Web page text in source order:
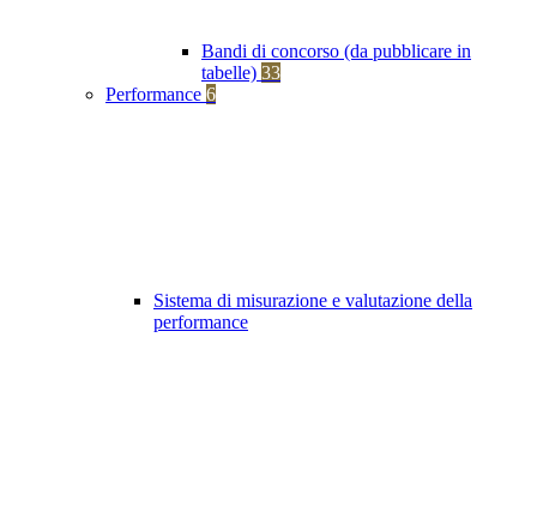
Bandi di concorso (da pubblicare in
tabelle) 33
Performance 6
Sistema di misurazione e valutazione della
performance